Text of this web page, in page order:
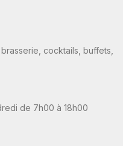
cocktails, buffets,
de 7h00 à 18h00